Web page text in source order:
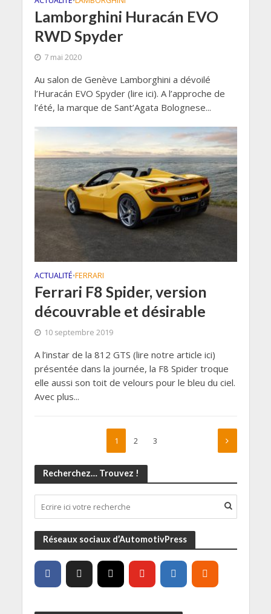
Lamborghini Huracán EVO
RWD Spyder
7 mai 2020
Au salon de Genève Lamborghini a dévoilé
l’Huracán EVO Spyder (lire ici). A l’approche de
l’été, la marque de Sant’Agata Bolognese...
ACTUALITÉ•FERRARI
Ferrari F8 Spider, version
découvrable et désirable
10 septembre 2019
A l’instar de la 812 GTS (lire notre article ici)
présentée dans la journée, la F8 Spider troque
elle aussi son toit de velours pour le bleu du ciel.
Avec plus...
1 2 3
Recherchez… Trouvez !
Réseaux sociaux d’AutomotivPress